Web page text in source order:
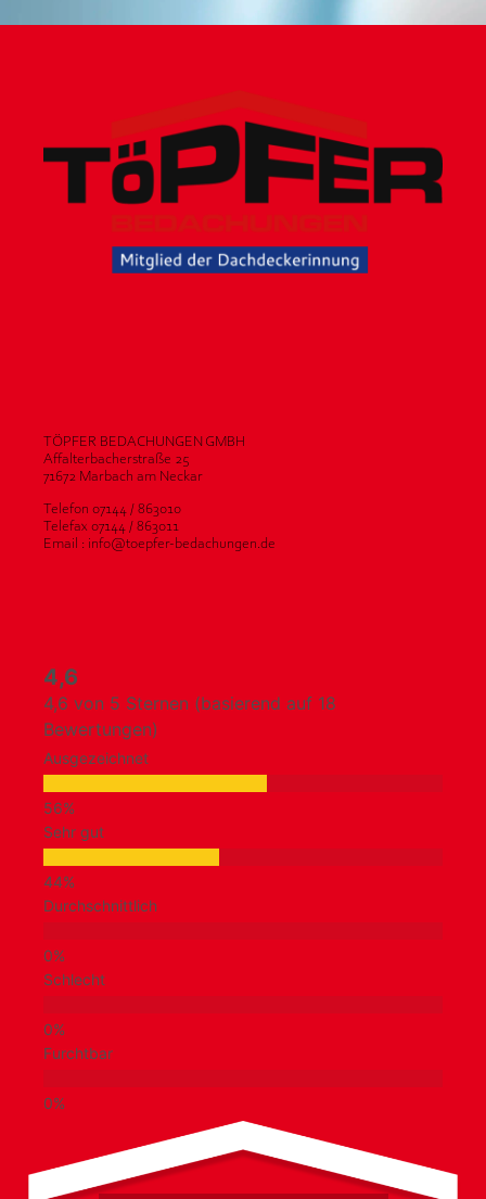
TÖPFER BEDACHUNGEN GMBH
Affalterbacherstraße 25
71672 Marbach am Neckar
Telefon 07144 / 863010
Telefax 07144 / 863011
Email : info@toepfer-bedachungen.de
4,6
4,6 von 5 Sternen (basierend auf 18
Bewertungen)
Ausgezeichnet
Sehr gut
Durchschnittlich
Schlecht
Furchtbar